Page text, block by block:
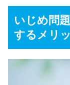
いじめ問
するメリ